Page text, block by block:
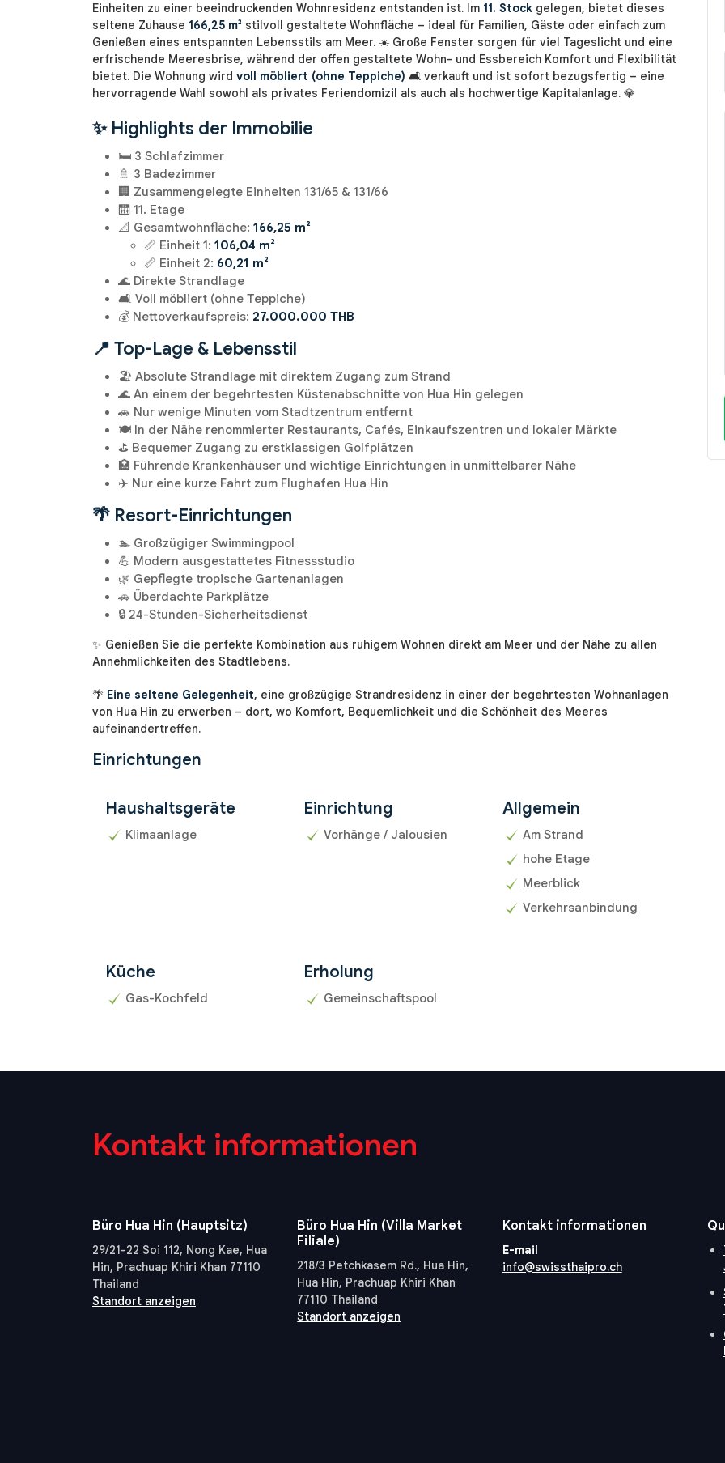
Einheiten zu einer beeindruckenden Wohnresidenz entstanden ist. Im 11. Stock gelegen, bietet dieses
seltene Zuhause 166,25 m² stilvoll gestaltete Wohnfläche – ideal für Familien, Gäste oder einfach zum
Genießen eines entspannten Lebensstils am Meer. ☀️ Große Fenster sorgen für viel Tageslicht und eine
erfrischende Meeresbrise, während der offen gestaltete Wohn- und Essbereich Komfort und Flexibilität
bietet. Die Wohnung wird voll möbliert (ohne Teppiche) 🛋️ verkauft und ist sofort bezugsfertig – eine
hervorragende Wahl sowohl als privates Feriendomizil als auch als hochwertige Kapitalanlage. 💎
✨ Highlights der Immobilie
🛏️ 3 Schlafzimmer
🚿 3 Badezimmer
🏢 Zusammengelegte Einheiten 131/65 & 131/66
🛗 11. Etage
📐 Gesamtwohnfläche: 166,25 m²
📏 Einheit 1: 106,04 m²
📏 Einheit 2: 60,21 m²
🌊 Direkte Strandlage
🛋️ Voll möbliert (ohne Teppiche)
💰 Nettoverkaufspreis: 27.000.000 THB
📍 Top-Lage & Lebensstil
🏖️ Absolute Strandlage mit direktem Zugang zum Strand
🌊 An einem der begehrtesten Küstenabschnitte von Hua Hin gelegen
🚗 Nur wenige Minuten vom Stadtzentrum entfernt
🍽️ In der Nähe renommierter Restaurants, Cafés, Einkaufszentren und lokaler Märkte
⛳ Bequemer Zugang zu erstklassigen Golfplätzen
🏥 Führende Krankenhäuser und wichtige Einrichtungen in unmittelbarer Nähe
✈️ Nur eine kurze Fahrt zum Flughafen Hua Hin
🌴 Resort-Einrichtungen
🏊 Großzügiger Swimmingpool
💪 Modern ausgestattetes Fitnessstudio
🌿 Gepflegte tropische Gartenanlagen
🚗 Überdachte Parkplätze
🔒 24-Stunden-Sicherheitsdienst
✨ Genießen Sie die perfekte Kombination aus ruhigem Wohnen direkt am Meer und der Nähe zu allen
Annehmlichkeiten des Stadtlebens.
🌴 Eine seltene Gelegenheit, eine großzügige Strandresidenz in einer der begehrtesten Wohnanlagen
von Hua Hin zu erwerben – dort, wo Komfort, Bequemlichkeit und die Schönheit des Meeres
aufeinandertreffen.
Einrichtungen
Haushaltsgeräte
Klimaanlage
Einrichtung
Vorhänge / Jalousien
Allgemein
Am Strand
hohe Etage
Meerblick
Verkehrsanbindung
Küche
Gas-Kochfeld
Erholung
Gemeinschaftspool
Kontakt informationen
Büro Hua Hin (Hauptsitz)
29/21-22 Soi 112, Nong Kae, Hua
Hin, Prachuap Khiri Khan 77110
Thailand
Standort anzeigen
Büro Hua Hin (Villa Market
Filiale)
218/3 Petchkasem Rd., Hua Hin,
Hua Hin, Prachuap Khiri Khan
77110 Thailand
Standort anzeigen
Kontakt informationen
E-mail
info@swissthaipro.ch